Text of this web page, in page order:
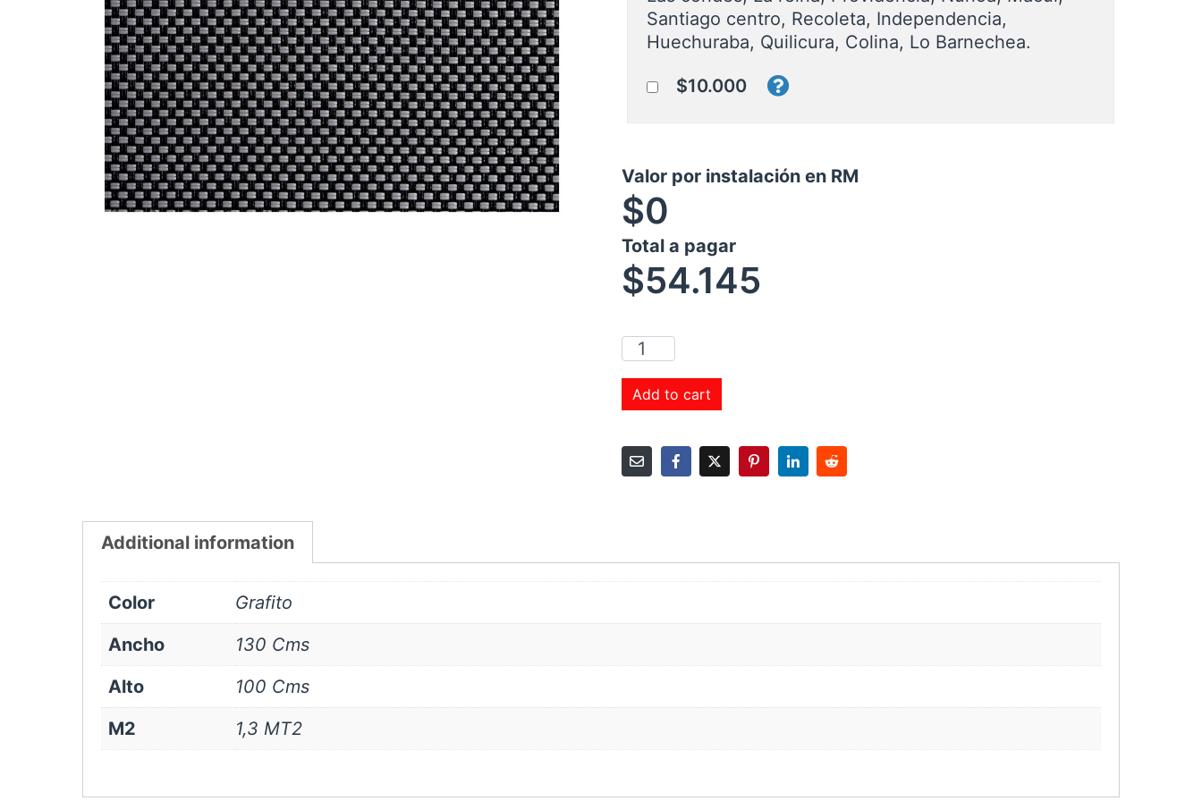
Santiago centro, Recoleta, Independencia,
Huechuraba, Quilicura, Colina, Lo Barnechea.
$10.000
Valor por instalación en RM
$0
Total a pagar
$54.145
Add to cart
Additional information
Color
Grafito
Ancho
130 Cms
Alto
100 Cms
M2
1,3 MT2